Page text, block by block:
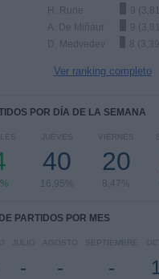
H. Rune
9
A. De Miñaur
9
D. Medvedev
8
Ver ranking completo
POR DÍA DE LA SEMANA
JUEVES
40
16,95%
VIERNES
20
8,47%
PARTIDOS POR MES
JULIO
-
AGOSTO
-
SEPTIEMBRE
-